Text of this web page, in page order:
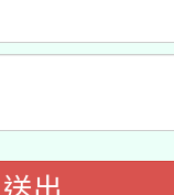
施，延